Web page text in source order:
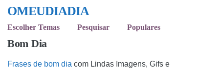
OMEUDIADIA
Escolher Temas Pesquisar Populares
Bom Dia
Frases de bom dia com Lindas Imagens, Gifs e